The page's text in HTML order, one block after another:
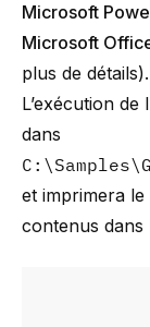
Microsoft
Microsoft
plus de détails).
L’exécution
dans
et imprimera
contenus dans